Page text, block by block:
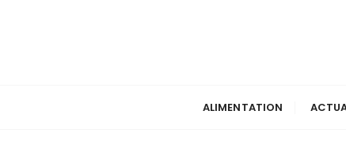
ALIMENTATION